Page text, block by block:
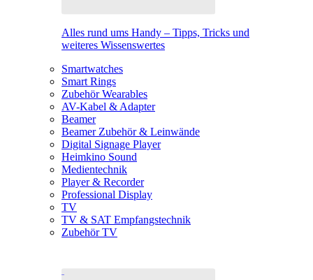
Alles rund ums Handy – Tipps, Tricks und
weiteres Wissenswertes
Smartwatches
Smart Rings
Zubehör Wearables
AV-Kabel & Adapter
Beamer
Beamer Zubehör & Leinwände
Digital Signage Player
Heimkino Sound
Medientechnik
Player & Recorder
Professional Display
TV
TV & SAT Empfangstechnik
Zubehör TV